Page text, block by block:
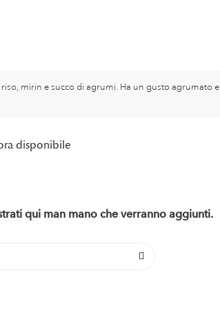
mirin e succo di agrumi. Ha un gusto agrumato e
disponibile
qui man mano che verranno aggiunti.